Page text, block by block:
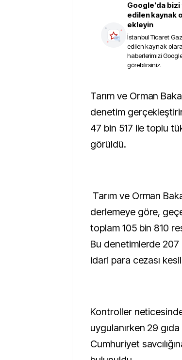
Google'da
edilen kaynak
ekleyin
İstanbul Ticaret
edilen kaynak
haberlerimizi
görebilirsiniz.
Tarım ve Orman Bakanlığı, temmuzda 105 bin 810
denetim
47 bin 517 ile toplu
görüldü.
Tarım ve Orman
derlemeye göre,
toplam 105 bin 810
Bu denetimlerde
idari para cezası
Kontroller
uygulanırken 29
Cumhuriyet